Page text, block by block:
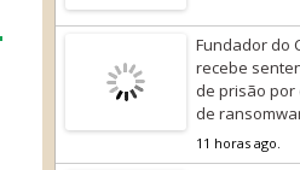
Fundador do
recebe
de prisão por
de
11 horas ago.